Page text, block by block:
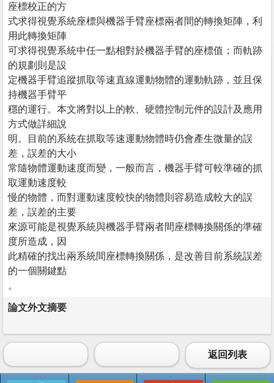
座標校正的方
式求得視覺系統座標與機器手臂座標兩者間的轉換矩陣，利
用此轉換矩陣
可求得視覺系統中任一點相對於機器手臂的座標值；而軌跡
的規劃則是設
定機器手臂追蹤抓取等速直線運動物體的運動軌跡，並且保
持機器手臂平
穩的運行。本文將對以上的軟、硬體控制元件的設計及應用
方式做詳細說
明。目前的系統在抓取等速運動物體時仍會產生微量的誤
差，誤差的大小
常隨物體運動速度而變，一般而言，機器手臂可較準確的抓
取運動速度較
慢的物體，而對運動速度較快的物體則容易造成較大的誤
差，誤差的主要
來源可能是視覺系統與機器手臂兩者間座標轉換關係的準確
度所造成，因
此精確的找出兩系統間座標轉換關係，是改善目前系統誤差
的一個關鍵點
。
論文外文摘要
返回列表